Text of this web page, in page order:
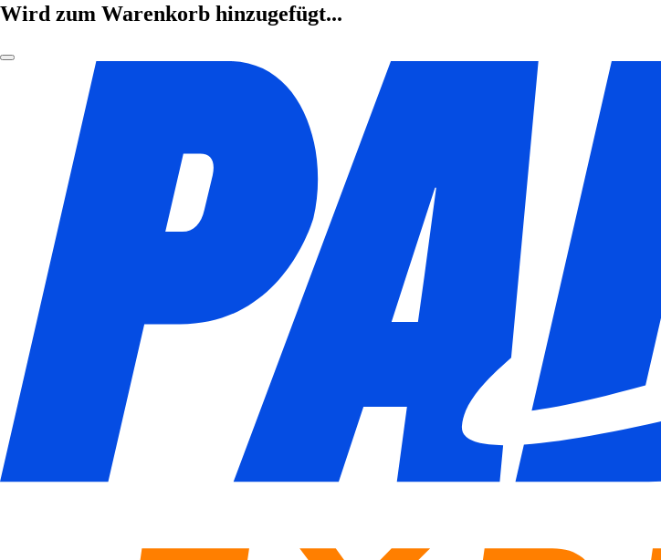
Wird zum Warenkorb hinzugefügt...